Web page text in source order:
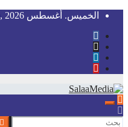
Skip
content
الخميس. أغسطس 6th, 2026
سلاميديا نيوز
منظمة غير ربحية توفر